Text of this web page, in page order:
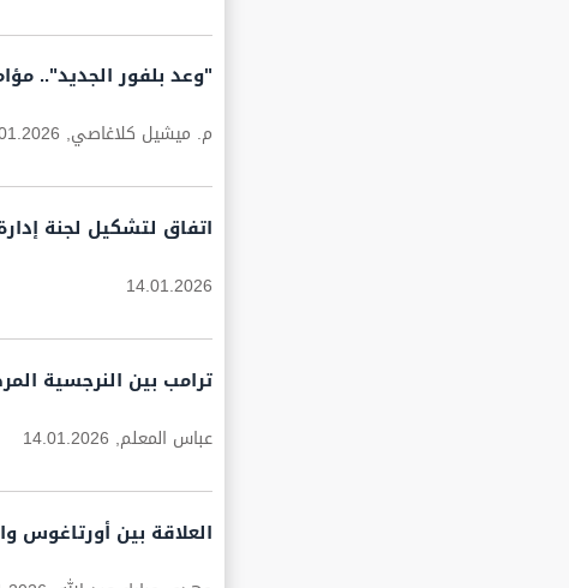
"وعد بلفور الجديد"..
م. ميشيل كلاغاصي,
اتفاق لتشكيل لجنة
14.01.2026
ترامب بين النرجسية
عباس المعلم, 14.01.2026
العلاقة بين أورتاغوس